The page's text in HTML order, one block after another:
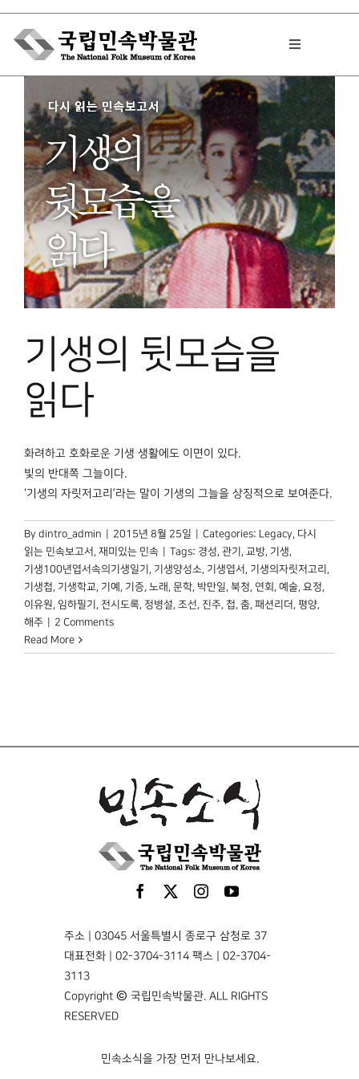
Skip
content
Toggle
박물관에서는
민속이야기
민속 인사이드
원문보기 PDF
박물관 홈페이지
기생의 뒷모습을
읽다
화려하고 호화로운 기생 생활에도 이면이 있다.
빛의 반대쪽 그늘이다.
‘기생의 자릿저고리’라는 말이 기생의 그늘을 상징적으로 보여준다.
By dintro_admin 2015년 8월 25일 Categories: Legacy, 다시
읽는 민속보고서 , 재미있는 민속 Tags: 경성, 관기 , 교방, 기생,
기생100년엽서속의기생일기 , 기생양성소, 기생엽서 , 기생의자릿저고리 ,
기생첩, 기생학교, 기예 , 기증, 노래 , 문학, 박만일, 북청, 연회 , 예술, 요정,
이유원, 임하필기 , 전시도록, 정병설, 조선, 진주, 첩, 춤, 패션리더 , 평양,
해주
2 Comments
Read More
주소 | 03045 서울특별시 종로구 삼청로 37
대표전화 | 02-3704-3114 팩스 | 02-3704-
3113
Copyright © 국립민속박물관. ALL RIGHTS
RESERVED
민속소식을 가장 먼저 만나보세요.